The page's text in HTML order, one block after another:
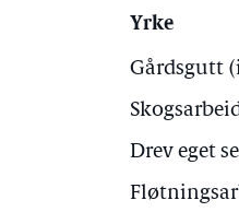
Yrke
Gårdsgutt
Drev eget